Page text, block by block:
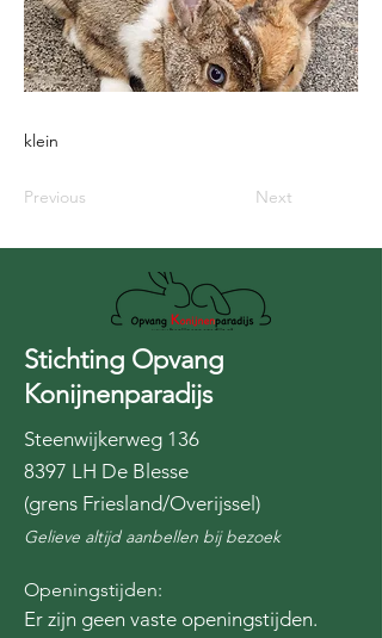
klein
Previous Next
Stichting Opvang
Konijnenparadijs
Steenwijkerweg 136
8397 LH De Blesse
(grens Friesland/Overijssel)
Gelieve altijd aanbellen bij bezoek
Openingstijden:
Er zijn geen vaste openingstijden.